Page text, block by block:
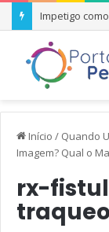
Impetigo
Início / Quando
Imagem? Qual o
rx-